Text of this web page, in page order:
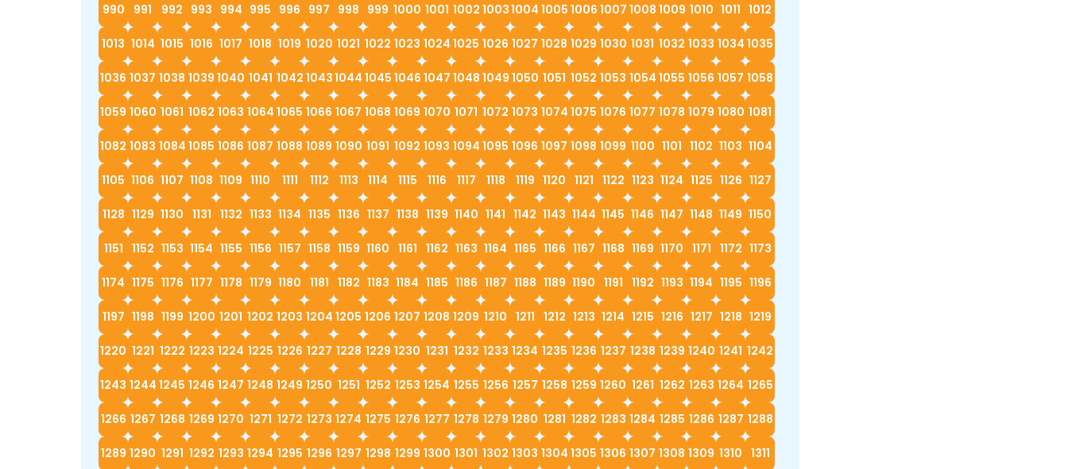
990 991 992 993 994 995 996 997 998 999 1000 1001 1002 10031004 1005 1006 1007 1008 1009 1010 1011 1012
1013 1014 1015 1016 1017 1018 1019 1020 1021 1022 1023 1024 1025 1026 1027 1028 1029 1030 1031 1032 1033 1034 1035
1036 1037 1038 1039 1040 1041 1042 10431044 1045 1046 1047 1048 1049 1050 1051 1052 1053 1054 1055 1056 1057 1058
1059 1060 1061 1062 1063 1064 1065 1066 1067 1068 1069 1070 1071 1072 1073 1074 1075 1076 1077 1078 1079 1080 1081
1082 1083 1084 1085 1086 1087 1088 1089 1090 1091 1092 1093 1094 1095 1096 1097 1098 1099 1100 1101 1102 1103 1104
1105 1106 1107 1108 1109 1110 1111 1112 1113 1114 1115 1116 1117 1118 1119 1120 1121 1122 1123 1124 1125 1126 1127
1128 1129 1130 1131 1132 1133 1134 1135 1136 1137 1138 1139 1140 1141 1142 1143 1144 1145 1146 1147 1148 1149 1150
1151 1152 1153 1154 1155 1156 1157 1158 1159 1160 1161 1162 1163 1164 1165 1166 1167 1168 1169 1170 1171 1172 1173
1174 1175 1176 1177 1178 1179 1180 1181 1182 1183 1184 1185 1186 1187 1188 1189 1190 1191 1192 1193 1194 1195 1196
1197 1198 1199 1200 1201 1202 1203 1204 1205 1206 1207 1208 1209 1210 1211 1212 1213 1214 1215 1216 1217 1218 1219
1220 1221 1222 1223 1224 1225 1226 1227 1228 1229 1230 1231 1232 1233 1234 1235 1236 1237 1238 1239 1240 1241 1242
1243 1244 1245 1246 1247 1248 1249 1250 1251 1252 1253 1254 1255 1256 1257 1258 1259 1260 1261 1262 1263 1264 1265
1266 1267 1268 1269 1270 1271 1272 1273 1274 1275 1276 1277 1278 1279 1280 1281 1282 1283 1284 1285 1286 1287 1288
1289 1290 1291 1292 1293 1294 1295 1296 1297 1298 1299 1300 1301 1302 1303 1304 1305 1306 1307 1308 1309 1310 1311